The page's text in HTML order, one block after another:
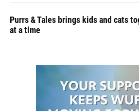
Purrs & Tales brings kids and cats
at a time